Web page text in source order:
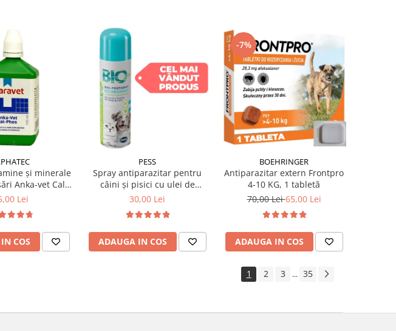
și minerale
Anka-vet Cal
100 ml
Lei
COS
PESS
Spray antiparazitar pentru
câini și pisici cu ulei de
geranium Pess 250 ml
30,00 Lei
ADAUGA IN COS
-7%
BOEHRINGER
Antiparazitar extern Frontpro
4-10 KG, 1 tabletă
70,00 Lei65,00 Lei
ADAUGA IN COS
1 2 3 ... 35